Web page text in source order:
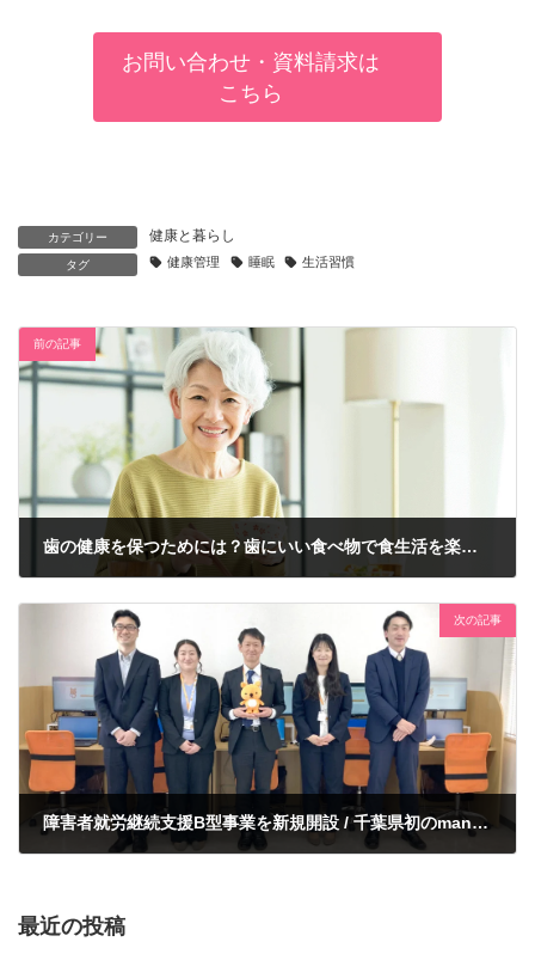
お問い合わせ・資料請求は
こちら
カテゴリー 健康と暮らし
タグ 健康管理 睡眠 生活習慣
前の記事
歯の健康を保つためには？歯にいい食べ物で食生活を楽しもう
次の記事
障害者就労継続支援B型事業を新規開設 / 千葉県初のmanaby CREATORS 事業所で障害がある方の就労を支援
最近の投稿